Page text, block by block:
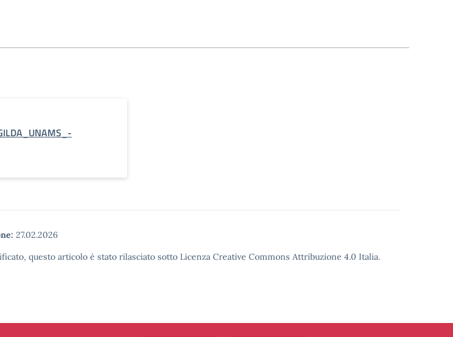
27.02.2026
questo articolo è stato rilasciato sotto Licenza Creative Commons Attribuzione 4.0 Italia.